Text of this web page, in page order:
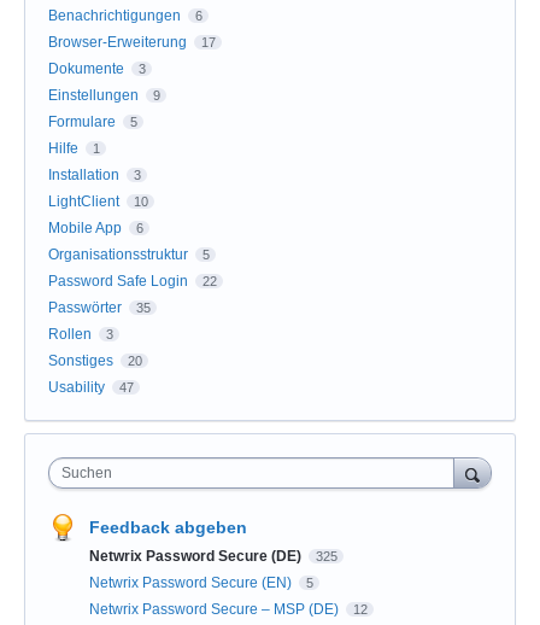
Benachrichtigungen 6
Browser-Erweiterung 17
Dokumente 3
Einstellungen 9
Formulare 5
Hilfe 1
Installation 3
LightClient 10
Mobile App 6
Organisationsstruktur 5
Password Safe Login 22
Passwörter 35
Rollen 3
Sonstiges 20
Usability 47
Suchen
Feedback abgeben
Netwrix Password Secure (DE) 325
Netwrix Password Secure (EN) 5
Netwrix Password Secure – MSP (DE) 12